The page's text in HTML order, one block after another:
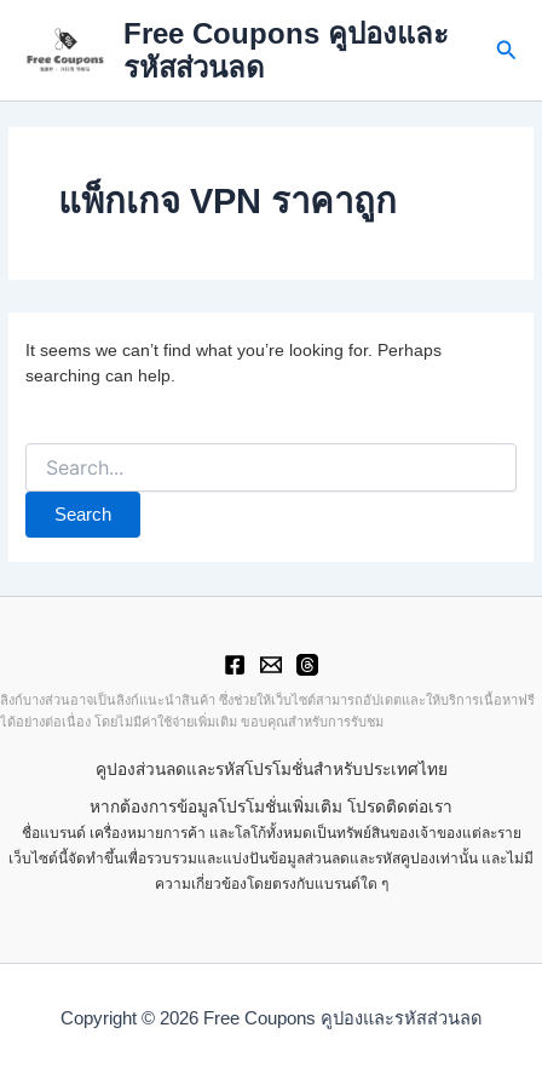
content
Free Coupons คูปองและ
รหัสส่วนลด
แพ็กเกจ VPN ราคาถูก
It seems we can’t find what you’re looking for. Perhaps
searching can help.
for:
ลิงก์บางส่วนอาจเป็นลิงก์แนะนำสินค้า ซึ่งช่วยให้เว็บไซต์สามารถอัปเดตและให้บริการเนื้อหาฟรี
ได้อย่างต่อเนื่อง โดยไม่มีค่าใช้จ่ายเพิ่มเติม ขอบคุณสำหรับการรับชม
คูปองส่วนลดและรหัสโปรโมชั่นสำหรับประเทศไทย
หากต้องการข้อมูลโปรโมชั่นเพิ่มเติม โปรดติดต่อเรา
ชื่อแบรนด์ เครื่องหมายการค้า และโลโก้ทั้งหมดเป็นทรัพย์สินของเจ้าของแต่ละราย
เว็บไซต์นี้จัดทำขึ้นเพื่อรวบรวมและแบ่งปันข้อมูลส่วนลดและรหัสคูปองเท่านั้น และไม่มี
ความเกี่ยวข้องโดยตรงกับแบรนด์ใด ๆ
Copyright © 2026 Free Coupons คูปองและรหัสส่วนลด